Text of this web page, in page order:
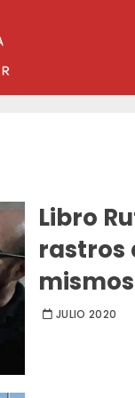
Libro
rastros
mismos
JULIO 2020